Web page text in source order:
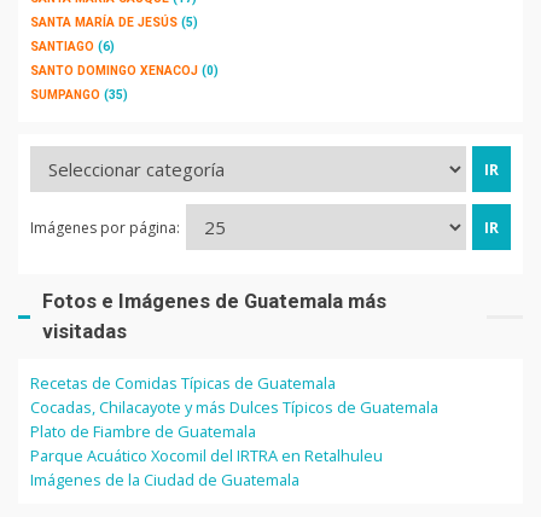
SANTA MARÍA DE JESÚS (5)
SANTIAGO (6)
SANTO DOMINGO XENACOJ (0)
SUMPANGO (35)
Imágenes por página:
Fotos e Imágenes de Guatemala más
visitadas
Recetas de Comidas Típicas de Guatemala
Cocadas, Chilacayote y más Dulces Típicos de Guatemala
Plato de Fiambre de Guatemala
Parque Acuático Xocomil del IRTRA en Retalhuleu
Imágenes de la Ciudad de Guatemala